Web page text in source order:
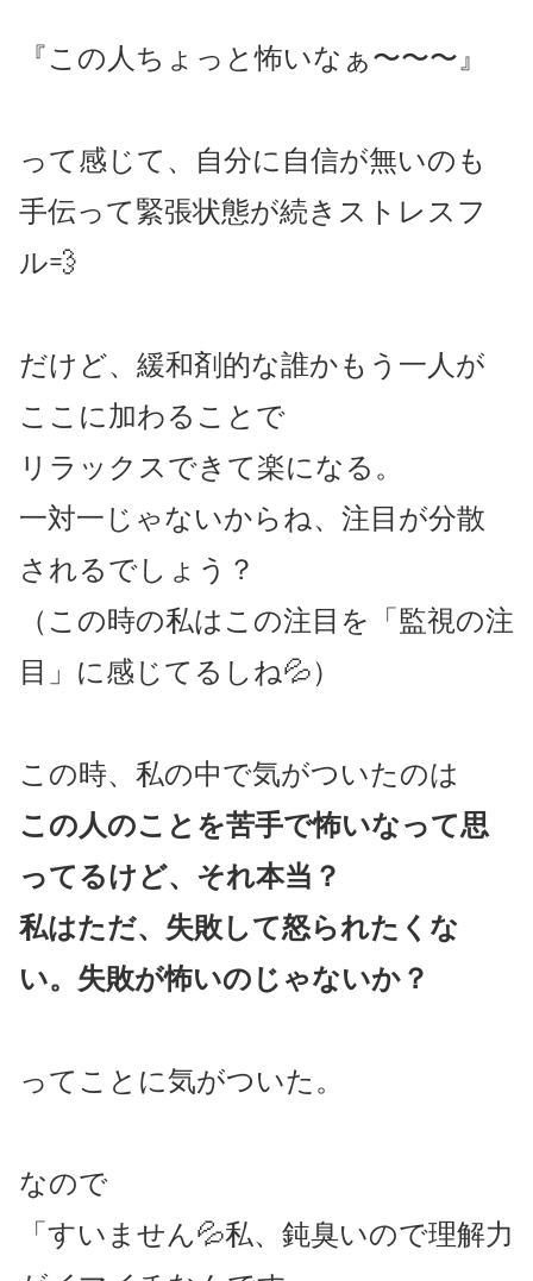
『この人ちょっと怖いなぁ〜〜〜』
って感じて、自分に自信が無いのも
手伝って緊張状態が続きストレスフ
ル💨
だけど、緩和剤的な誰かもう一人が
ここに加わることで
リラックスできて楽になる。
一対一じゃないからね、注目が分散
されるでしょう？
（この時の私はこの注目を「監視の注
目」に感じてるしね💦）
この時、私の中で気がついたのは
この人のことを苦手で怖いなって思
ってるけど、それ本当？
私はただ、失敗して怒られたくな
い。失敗が怖いのじゃないか？
ってことに気がついた。
なので
「すいません💦私、鈍臭いので理解力